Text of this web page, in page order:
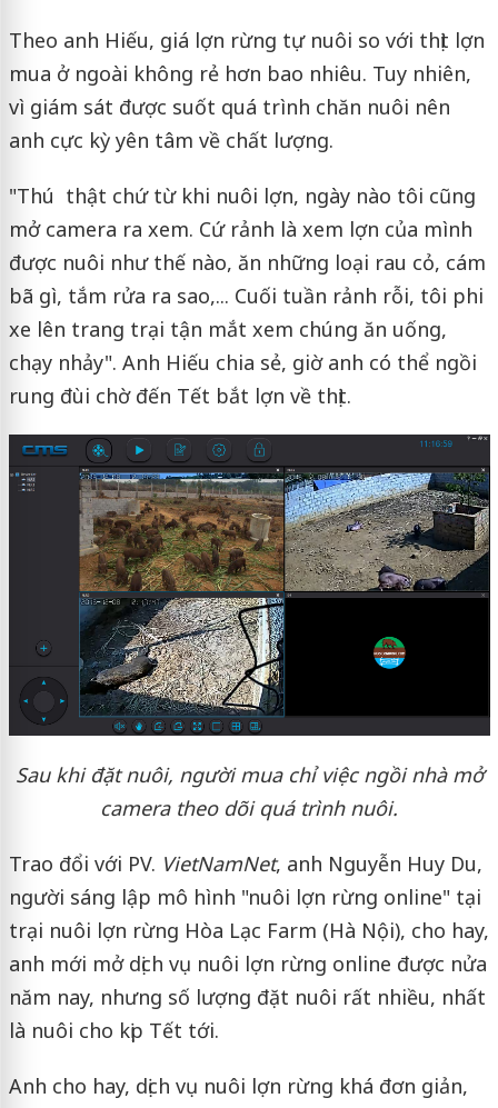
Theo anh Hiếu, giá lợn rừng tự nuôi so với thịt lợn
mua ở ngoài không rẻ hơn bao nhiêu. Tuy nhiên,
vì giám sát được suốt quá trình chăn nuôi nên
anh cực kỳ yên tâm về chất lượng.
"Thú thật chứ từ khi nuôi lợn, ngày nào tôi cũng
mở camera ra xem. Cứ rảnh là xem lợn của mình
được nuôi như thế nào, ăn những loại rau cỏ, cám
bã gì, tắm rửa ra sao,... Cuối tuần rảnh rỗi, tôi phi
xe lên trang trại tận mắt xem chúng ăn uống,
chạy nhảy". Anh Hiếu chia sẻ, giờ anh có thể ngồi
rung đùi chờ đến Tết bắt lợn về thịt.
Sau khi đặt nuôi, người mua chỉ việc ngồi nhà mở
camera theo dõi quá trình nuôi.
Trao đổi với PV. VietNamNet, anh Nguyễn Huy Du,
người sáng lập mô hình "nuôi lợn rừng online" tại
trại nuôi lợn rừng Hòa Lạc Farm (Hà Nội), cho hay,
anh mới mở dịch vụ nuôi lợn rừng online được nửa
năm nay, nhưng số lượng đặt nuôi rất nhiều, nhất
là nuôi cho kịp Tết tới.
Anh cho hay, dịch vụ nuôi lợn rừng khá đơn giản,